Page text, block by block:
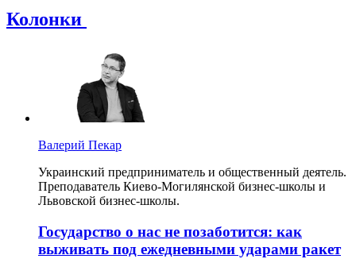
Колонки
Валерий Пекар
Украинский предприниматель и общественный деятель.
Преподаватель Киево-Могилянской бизнес-школы и
Львовской бизнес-школы.
Государство о нас не позаботится: как
выживать под ежедневными ударами ракет